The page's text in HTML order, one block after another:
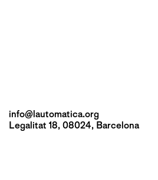
info@lautomatica.org
Legalitat 18, 08024, Barcelona